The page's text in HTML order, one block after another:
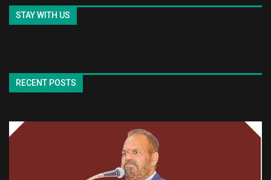
STAY WITH US
RECENT POSTS